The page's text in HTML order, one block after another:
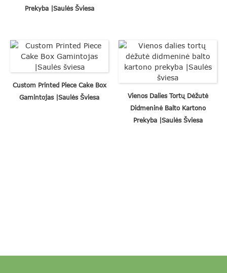
Prekyba |Saulės Šviesa
Custom Printed Piece Cake Box
Gamintojas |Saulės Šviesa
Vienos Dalies Tortų Dėžutė
Didmeninė Balto Kartono
Prekyba |Saulės Šviesa